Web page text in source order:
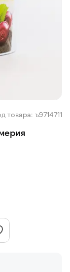
товара: ъ9714711